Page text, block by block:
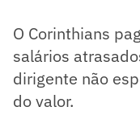
O Corinthians
salários
dirigente não
do valor.